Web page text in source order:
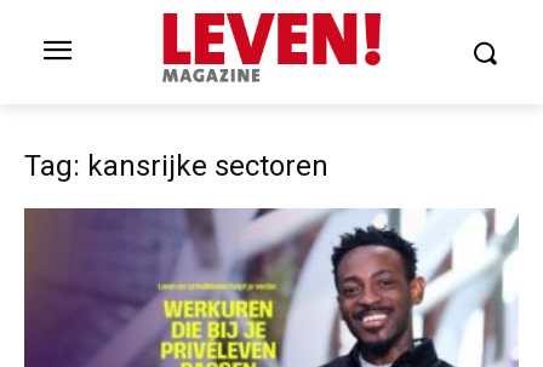
Tag: kansrijke sectoren